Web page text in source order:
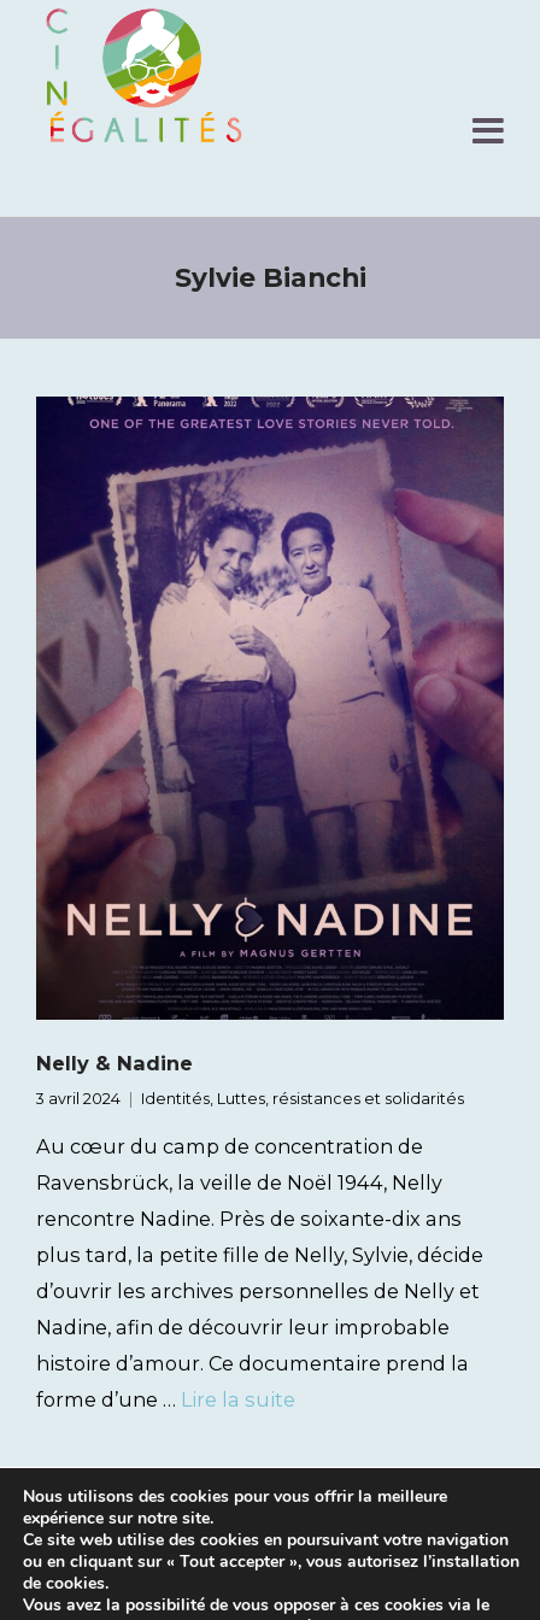
Sylvie Bianchi
Nelly & Nadine
3 avril 2024 Identités, Luttes, résistances et solidarités
Au cœur du camp de concentration de
Ravensbrück, la veille de Noël 1944, Nelly
rencontre Nadine. Près de soixante-dix ans
plus tard, la petite fille de Nelly, Sylvie, décide
d’ouvrir les archives personnelles de Nelly et
Nadine, afin de découvrir leur improbable
histoire d’amour. Ce documentaire prend la
forme d’une … Lire la suite
Nous utilisons des cookies pour vous offrir la meilleure
expérience sur notre site.
Ce site web utilise des cookies en poursuivant votre navigation
ou en cliquant sur « Tout accepter », vous autorisez l’installation
de cookies.
Vous avez la possibilité de vous opposer à ces cookies via le